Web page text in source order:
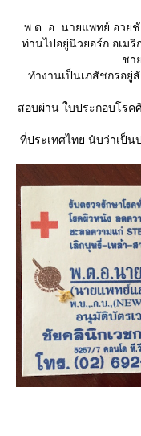
พ.ต .อ. นายแพทย์ อวย
ท่านไปอยู่นิวยอร์ก อเม
ชา
ทำงานเป็นเภสัชกรอยู่
สอบผ่าน ใบประกอบโรค
ที่ประเทศไทย นับว่าเป็